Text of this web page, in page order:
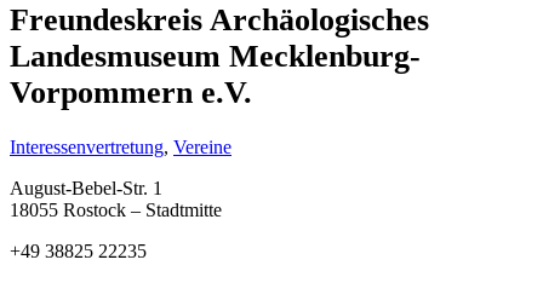
Freundeskreis Archäologisches
Landesmuseum Mecklenburg-
Vorpommern e.V.
Interessenvertretung, Vereine
August-Bebel-Str. 1
18055 Rostock – Stadtmitte
+49 38825 22235